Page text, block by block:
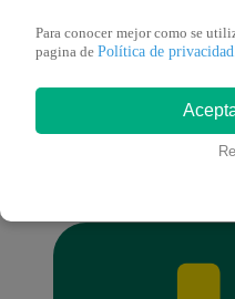
Para conocer mejor como se
pagina de Política de privacidad